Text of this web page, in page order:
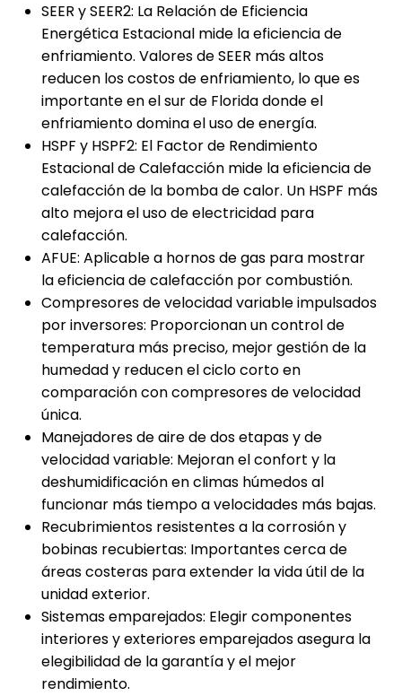
SEER y SEER2: La Relación de Eficiencia
Energética Estacional mide la eficiencia de
enfriamiento. Valores de SEER más altos
reducen los costos de enfriamiento, lo que es
importante en el sur de Florida donde el
enfriamiento domina el uso de energía.
HSPF y HSPF2: El Factor de Rendimiento
Estacional de Calefacción mide la eficiencia de
calefacción de la bomba de calor. Un HSPF más
alto mejora el uso de electricidad para
calefacción.
AFUE: Aplicable a hornos de gas para mostrar
la eficiencia de calefacción por combustión.
Compresores de velocidad variable impulsados
por inversores: Proporcionan un control de
temperatura más preciso, mejor gestión de la
humedad y reducen el ciclo corto en
comparación con compresores de velocidad
única.
Manejadores de aire de dos etapas y de
velocidad variable: Mejoran el confort y la
deshumidificación en climas húmedos al
funcionar más tiempo a velocidades más bajas.
Recubrimientos resistentes a la corrosión y
bobinas recubiertas: Importantes cerca de
áreas costeras para extender la vida útil de la
unidad exterior.
Sistemas emparejados: Elegir componentes
interiores y exteriores emparejados asegura la
elegibilidad de la garantía y el mejor
rendimiento.